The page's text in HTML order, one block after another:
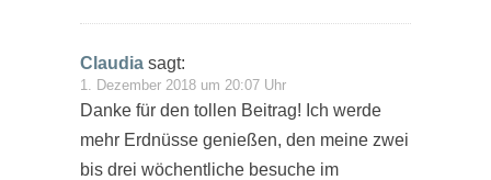
Claudia sagt:
1. Dezember 2018 um 20:07 Uhr
Danke für den tollen Beitrag! Ich werde
mehr Erdnüsse genießen, den meine zwei
bis drei wöchentliche besuche im